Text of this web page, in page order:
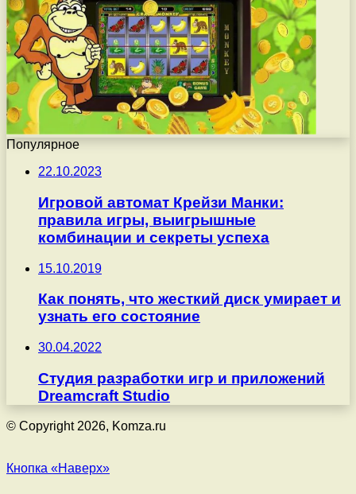
Популярное
22.10.2023
Игровой автомат Крейзи Манки:
правила игры, выигрышные
комбинации и секреты успеха
15.10.2019
Как понять, что жесткий диск умирает и
узнать его состояние
30.04.2022
Студия разработки игр и приложений
Dreamcraft Studio
© Copyright 2026, Komza.ru
Кнопка «Наверх»